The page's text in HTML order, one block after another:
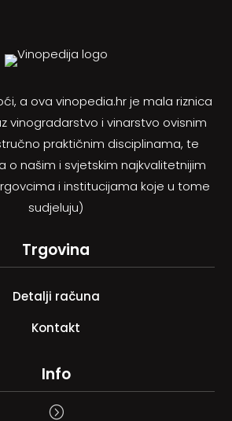
a ova vinopedia.hr je mala riznica
vinogradarstvo i vinarstvo ovisnim
praktičnim disciplinama, te
o našim i svjetskim najkvalitetnijim
i institucijama koje u tome
sudjeluju)
Trgovina
Detalji računa
Kontakt
Info
=